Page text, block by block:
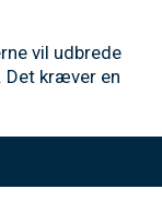
vil udbrede
Det kræver en